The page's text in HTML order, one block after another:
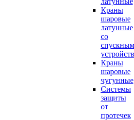
Краны
шаровые
латунные
со
спускным
Краны
шаровые
чугунные
Системы
защиты
от
протечек